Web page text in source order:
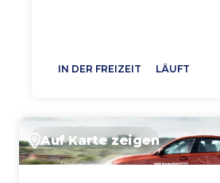
IN DER FREIZEIT LÄUFT
Auf Karte zeigen